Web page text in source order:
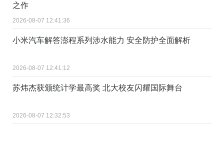
之作
2026-08-07 12:41:36
小米汽车解答澎程系列涉水能力 安全防护全面解析
2026-08-07 12:41:12
苏炜杰获颁统计学最高奖 北大校友闪耀国际舞台
2026-08-07 12:32:53